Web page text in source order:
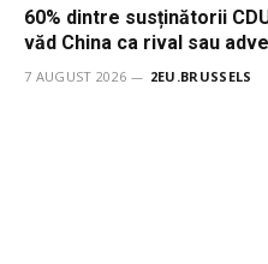
60% dintre susținătorii
văd China ca rival sau
7 AUGUST 2026 2EU.BRUSSELS